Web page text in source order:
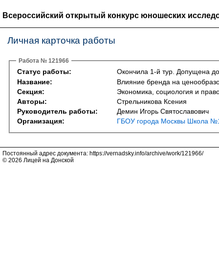
Всероссийский открытый конкурс юношеских
Личная карточка работы
Работа № 121966
Статус работы:
Окончила 1-й тур. Допущена
Название:
Влияние бренда на
Секция:
Экономика, социология и
Авторы:
Стрельникова Ксения
Руководитель работы:
Демин Игорь Святославович
Организация:
ГБОУ города Москвы Школа
Постоянный адрес документа: https://vernadsky.info/archive/work/121966/
© 2026 Лицей на Донской